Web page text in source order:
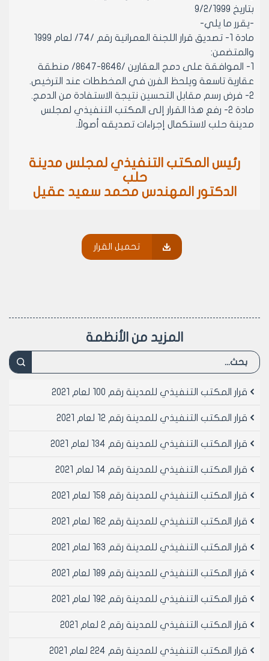
بتاريخ 9/2/1999
-يقرر ما يلي-
مادة 1- تصديق قرار اللجنة العمرانية رقم /74/ لعام 1999
والمتضمن:
1- الموافقة على دمج العقارين /8646-8647/ منطقة
عقارية تاسعة ويلحظ الفرن في المخططات عند الترخيص.
2- فرض رسم مقابل التحسين نتيجة الاستفادة من الدمج.
مادة 2- رفع هذا القرار إلى المكتب التنفيذي لمجلس
مدينة حلب لاستكمال إجراءات تصديقه أصولاً.
رئيس المكتب التنفيذي لمجلس مدينة
حلب
الدكتور المهندس محمد سعيد عقيل
تحميل القرار
المزيد من الأنظمة
قرار المكتب التنفيذي للمدينة رقم 100 لعام 2021
قرار المكتب التنفيذي للمدينة رقم 12 لعام 2021
قرار المكتب التنفيذي للمدينة رقم 134 لعام 2021
قرار المكتب التنفيذي للمدينة رقم 14 لعام 2021
قرار المكتب التنفيذي للمدينة رقم 158 لعام 2021
قرار المكتب التنفيذي للمدينة رقم 162 لعام 2021
قرار المكتب التنفيذي للمدينة رقم 163 لعام 2021
قرار المكتب التنفيذي للمدينة رقم 189 لعام 2021
قرار المكتب التنفيذي للمدينة رقم 192 لعام 2021
قرار المكتب التنفيذي للمدينة رقم 2 لعام 2021
قرار المكتب التنفيذي للمدينة رقم 224 لعام 2021